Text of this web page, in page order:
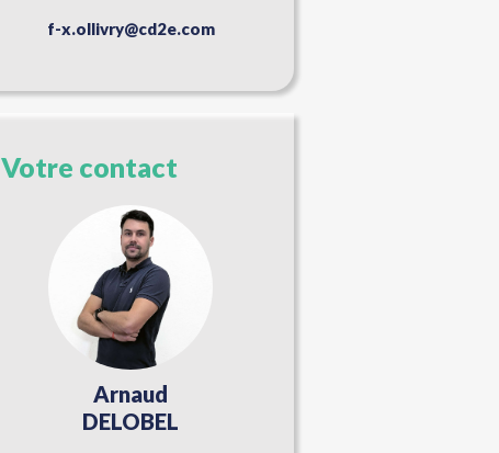
f-x.ollivry@cd2e.com
Votre contact
Arnaud
DELOBEL